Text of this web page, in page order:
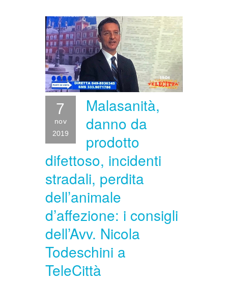
7
nov
2019
Malasanità,
danno da
prodotto
difettoso, incidenti
stradali, perdita
dell’animale
d’affezione: i consigli
dell’Avv. Nicola
Todeschini a
TeleCittà